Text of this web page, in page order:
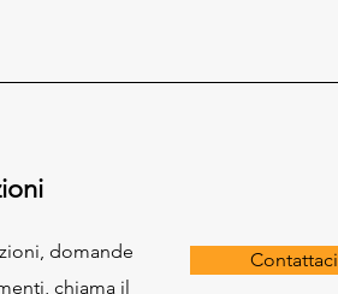
domande
chiama il
Contattaci